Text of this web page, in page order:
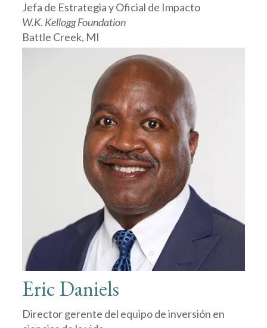
Jefa de Estrategia y Oficial de Impacto
W.K. Kellogg Foundation
Battle Creek, MI
Eric Daniels
Director gerente del equipo de inversión en